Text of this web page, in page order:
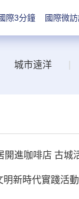
際3分鐘 國際微
城市遠洋
開進咖啡店 古城
明新時代實踐活動